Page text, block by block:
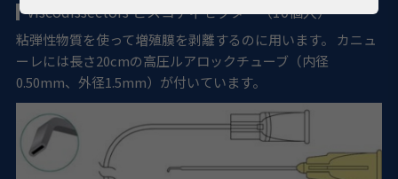
Viscodissectors ビスコディセクター（10個入）
粘弾性物質を使って増殖膜を剥離するのに用います。 カニュ
ーレには長さ20cmの高圧ルアロックチューブ（内径
0.50mm、外径1.5mm）が付いています。